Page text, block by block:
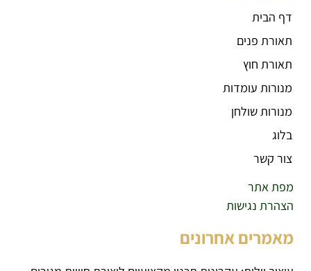
דף הבית
תאורת פנים
תאורת חוץ
מנורות עומדות
מנורות שולחן
בלוג
צור קשר
מפת אתר
הצהרת נגישות
מאמרים אחרונים